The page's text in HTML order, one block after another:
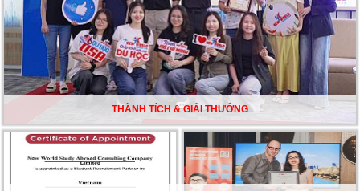
CHẮC TỪ NEW WORLD EDUCATION
DU HỌC ÚC DẦN TRỞ THÀNH LỰA CHỌN HÀNG
ĐẦU CỦA DU HỌC SINH NĂM 2026 – VÀ TẤT CẢ
ĐỀU CÓ LÝ DO!!
CHẠM GIẤC MƠ DU HỌC MỸ – BẮT ĐẦU TỪ NGÀY
HỘI GHI DANH & SĂN HỌC BỔNG KỲ SPRING 2026
THÀNH TÍCH & GIẢI THƯỞNG